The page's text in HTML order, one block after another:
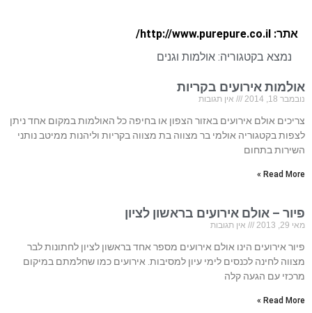
אתר: http://www.purepure.co.il/
נמצא בקטגוריה: אולמות וגנים
אולמות אירועים בקריות
נובמבר 18, 2014 אין תגובות
צריכים אולם אירועים באזור הצפון או בחיפה כל האולמות במקום אחד ניתן
לצפות בקטגוריה אולמי בר מצווה בת מצווה בקריות וליהנות ממיטב נותני
השירות בתחום
Read More »
פיור – אולם אירועים בראשון לציון
מאי 29, 2013 אין תגובות
פיור אירועים הינו אולם אירועים מספר אחד בראשון לציון לחתונות לבר
מצווה לחינה לכנסים לימי עיון למסיבות. אירועים כמו שחלמתם במיקום
מרכזי עם הגעה קלה
Read More »